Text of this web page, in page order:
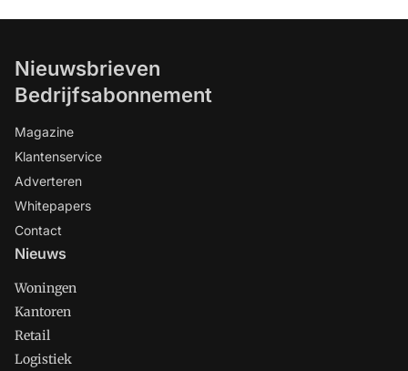
Nieuwsbrieven
Bedrijfsabonnement
Magazine
Klantenservice
Adverteren
Whitepapers
Contact
Nieuws
Woningen
Kantoren
Retail
Logistiek